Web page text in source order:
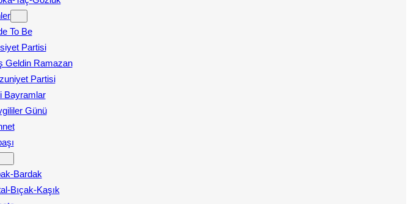
To Be
Partisi
Geldin Ramazan
Partisi
Bayramlar
Günü
Bardak
Bıçak-Kaşık